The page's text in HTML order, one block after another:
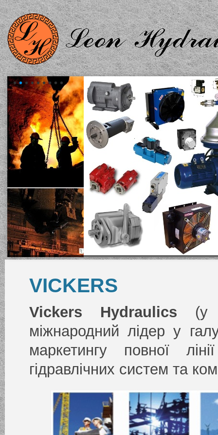
VICKERS
Vickers Hydraulics (у
міжнародний лідер у
маркетингу повної
гідравлічних систем та